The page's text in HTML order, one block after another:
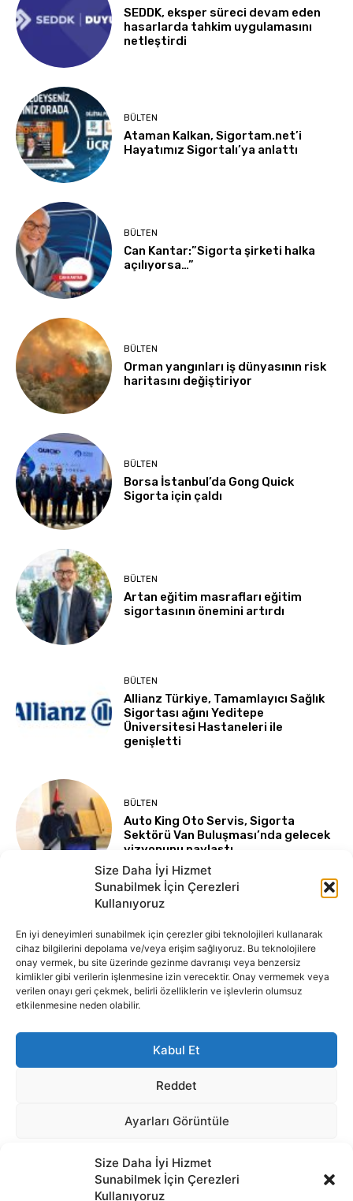
Size Daha İyi Hizmet
Sunabilmek İçin Çerezleri
Kullanıyoruz